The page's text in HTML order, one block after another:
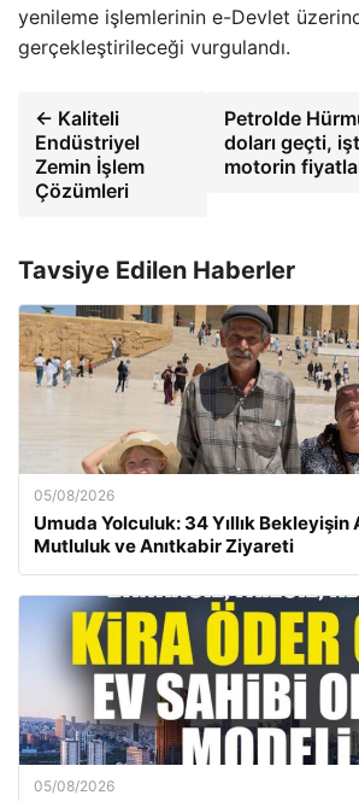
yenileme işlemlerinin e-Devlet
gerçekleştirileceği vurgulandı.
← Kaliteli
Endüstriyel
Zemin İşlem
Çözümleri
Petrolde
doları geçti,
motorin
Tavsiye Edilen Haberler
05/08/2026
Umuda Yolculuk: 34 Yıllık Bekleyişin
Mutluluk ve Anıtkabir Ziyareti
05/08/2026